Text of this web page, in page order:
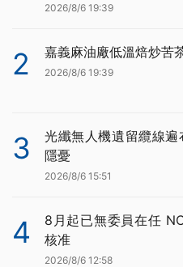
2026/8/6 19:39
2 嘉義麻油廠低溫焙炒苦
2026/8/6 19:39
3
光纖無人機遺留纜線
隱憂
2026/8/6 15:51
4
8月起已無委員在任
核准
2026/8/6 12:58